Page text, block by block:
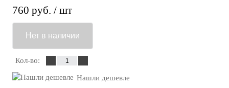
760 руб. / шт
Нет в наличии
Кол-во:
Нашли дешевле